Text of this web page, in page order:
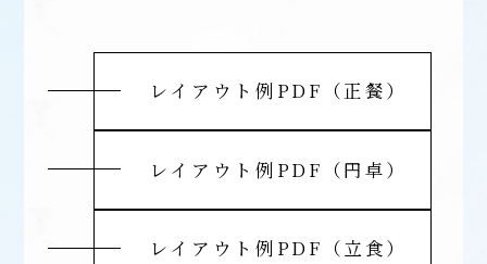
レイアウト例PDF（正餐）
レイアウト例PDF（円卓）
レイアウト例PDF（立食）